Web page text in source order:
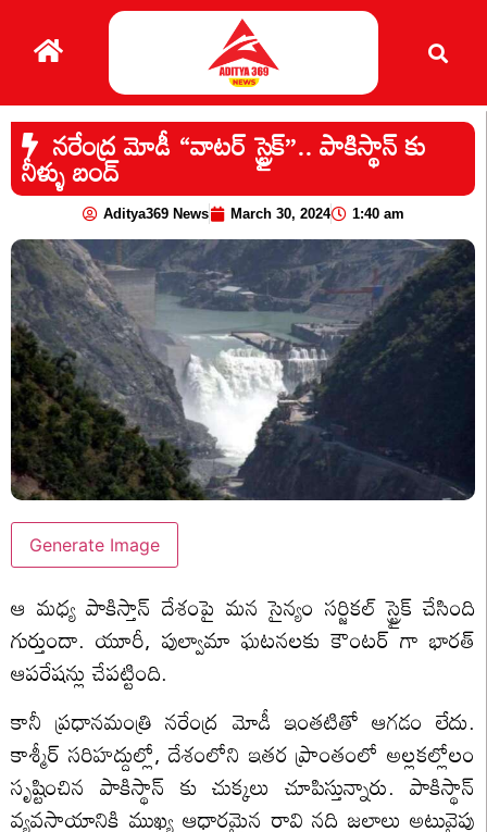
నరేంద్ర మోడీ “వాటర్ స్ట్రైక్”.. పాకిస్థాన్ కు
నీళ్ళు బంద్
Aditya369 News March 30, 2024 1:40 am
Generate Image
ఆ మధ్య పాకిస్తాన్ దేశంపై మన సైన్యం సర్జికల్ స్ట్రైక్ చేసింది
గుర్తుందా. యూరీ, పుల్వామా ఘటనలకు కౌంటర్ గా భారత్
ఆపరేషన్లు చేపట్టింది.
కానీ ప్రధానమంత్రి నరేంద్ర మోడీ ఇంతటితో ఆగడం లేదు.
కాశ్మీర్ సరిహద్దుల్లో, దేశంలోని ఇతర ప్రాంతంలో అల్లకల్లోలం
సృష్టించిన పాకిస్థాన్ కు చుక్కలు చూపిస్తున్నారు. పాకిస్థాన్
వ్యవసాయానికి ముఖ్య ఆధారమైన రావి నది జలాలు అటువైపు